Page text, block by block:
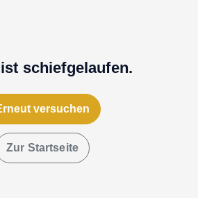
schiefgelaufen.
versuchen
Zur Startseite